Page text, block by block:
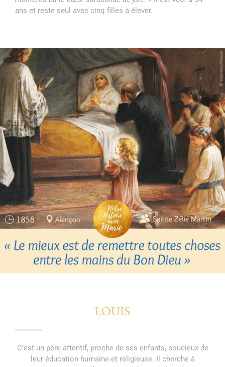
ans et reste seul avec cinq filles à élever.
LOUIS
C’est un père attentif, proche de ses enfants, soucieux de
leur éducation humaine et religieuse. Il cherche à